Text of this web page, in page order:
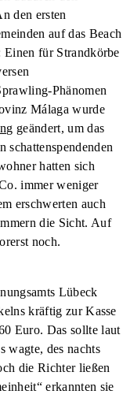
den ersten
auf das Beach
Einen für Strandkörbe
Phänomen
Málaga wurde
geändert, um das
schattenspendenden
hatten sich
immer weniger
erschwerten auch
die Sicht. Auf
noch.
Lübeck
kräftig zur Kasse
Euro. Das sollte laut
wagte, des nachts
die Richter ließen
erkannten sie